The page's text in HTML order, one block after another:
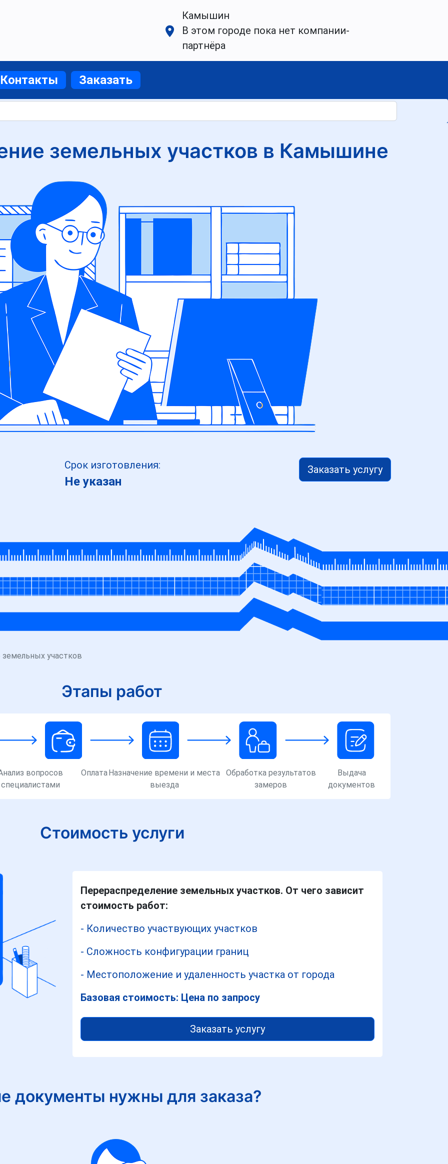
Камышин
В этом городе пока нет компании-
партнёра
Контакты Заказать
земельных участков в Камышине
Срок изготовления:
Не указан
Заказать услугу
участков
Этапы работ
вопросов
специалистами
ОплатаНазначение времени и места
выезда
Обработка результатов
замеров
Выдача
документов
Стоимость услуги
Перераспределение земельных участков. От чего зависит
стоимость работ:
- Количество участвующих участков
- Сложность конфигурации границ
- Местоположение и удаленность участка от города
Базовая стоимость: Цена по запросу
Заказать услугу
документы нужны для заказа?